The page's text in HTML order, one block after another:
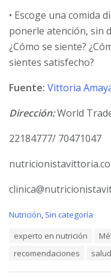
• Escoge una comida
ponerle atención, sin
¿Cómo se siente?
sientes satisfecho?
Fuente: Vittoria
Dirección:World
22184777/ 70471047
C
Nutrición, Sin categoría
experto en nutrición
recomendaciones
salud